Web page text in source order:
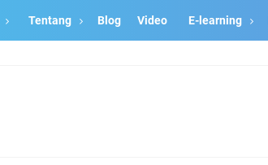
Tentang Blog Video E-learning